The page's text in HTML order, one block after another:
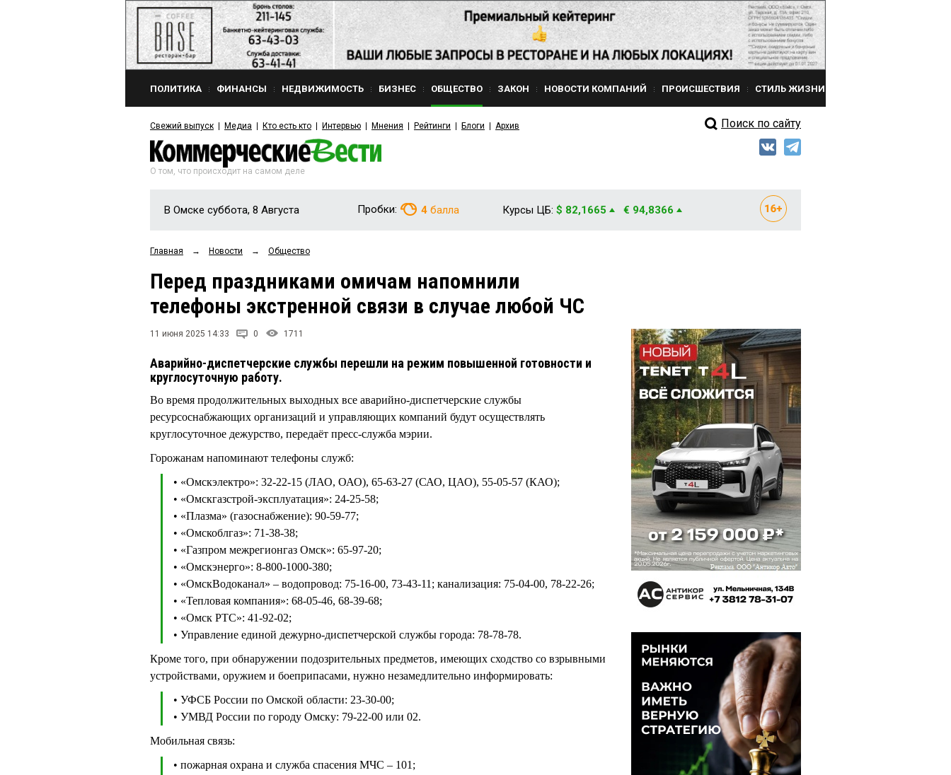
ПОЛИТИКА ФИНАНСЫ НЕДВИЖИМОСТЬ БИЗНЕС ОБЩЕСТВО ЗАКОН НОВОСТИ КОМПАНИЙ ПРОИСШЕСТВИЯ СТИЛЬ ЖИЗНИ
Свежий выпуск Медиа Кто есть кто Интервью Мнения Рейтинги Блоги Архив Поиск по сайту
О том, что происходит на самом деле
В Омске суббота, 8 Августа Пробки: 4 балла Курсы ЦБ: $ 82,1665 € 94,8366
Главная → Новости → Общество
Перед праздниками омичам напомнили
телефоны экстренной связи в случае любой ЧС
11 июня 2025 14:33 0 1711
Аварийно-диспетчерские службы перешли на режим повышенной готовности и
круглосуточную работу.
Во время продолжительных выходных все аварийно-диспетчерские службы
ресурсоснабжающих организаций и управляющих компаний будут осуществлять
круглосуточное дежурство, передаёт пресс-служба мэрии.
Горожанам напоминают телефоны служб:
• «Омскэлектро»: 32-22-15 (ЛАО, ОАО), 65-63-27 (САО, ЦАО), 55-05-57 (КАО);
• «Омскгазстрой-эксплуатация»: 24-25-58;
• «Плазма» (газоснабжение): 90-59-77;
• «Омскоблгаз»: 71-38-38;
• «Газпром межрегионгаз Омск»: 65-97-20;
• «Омскэнерго»: 8-800-1000-380;
• «ОмскВодоканал» – водопровод: 75-16-00, 73-43-11; канализация: 75-04-00, 78-22-26;
• «Тепловая компания»: 68-05-46, 68-39-68;
• «Омск РТС»: 41-92-02;
• Управление единой дежурно-диспетчерской службы города: 78-78-78.
Кроме того, при обнаружении подозрительных предметов, имеющих сходство со взрывными
устройствами, оружием и боеприпасами, нужно незамедлительно информировать:
• УФСБ России по Омской области: 23-30-00;
• УМВД России по городу Омску: 79-22-00 или 02.
Мобильная связь:
• пожарная охрана и служба спасения МЧС – 101;